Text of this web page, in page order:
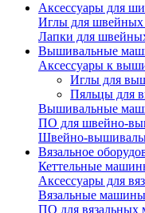
Аксессуары для
Иглы для
Лапки для
Вышивальные
Аксессуары к
Иглы для
Пяльцы для
Вышивальные
ПО для швейно-
Швейно-
Вязальное
Кеттельные
Аксессуары для
Вязальные машины
ПО для вязальных